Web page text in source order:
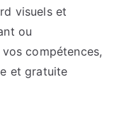
visuels et
ou
compétences,
et gratuite